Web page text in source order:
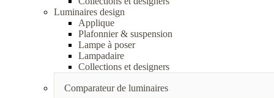
Luminaires design
Applique
Plafonnier & suspension
Lampe à poser
Lampadaire
Collections et designers
Comparateur de luminaires